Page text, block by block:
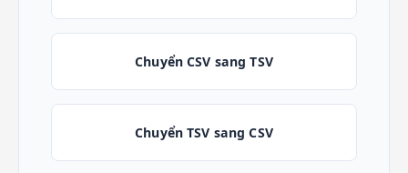
Chuyển CSV sang TSV
Chuyển TSV sang CSV